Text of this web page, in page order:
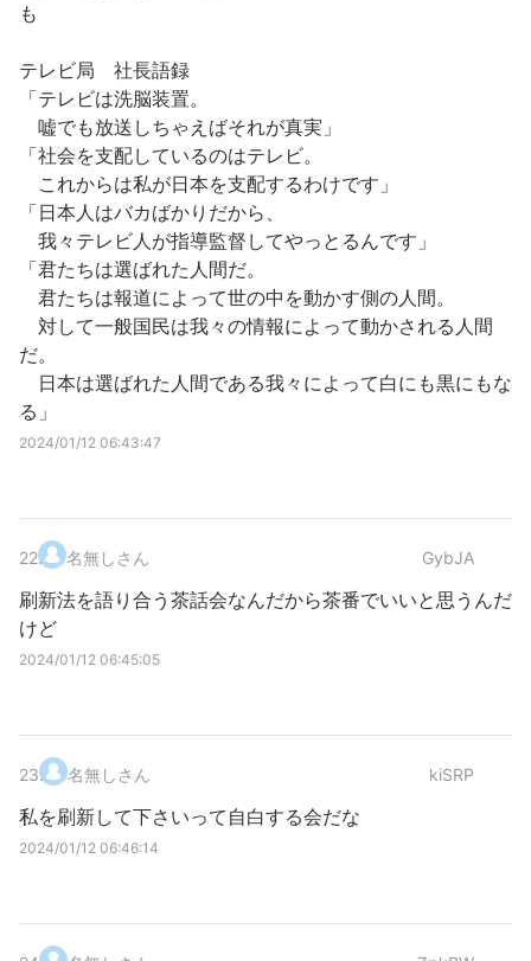
も
テレビ局 社長語録
「テレビは洗脳装置。
嘘でも放送しちゃえばそれが真実」
「社会を支配しているのはテレビ。
これからは私が日本を支配するわけです」
「日本人はバカばかりだから、
我々テレビ人が指導監督してやっとるんです」
「君たちは選ばれた人間だ。
君たちは報道によって世の中を動かす側の人間。
対して一般国民は我々の情報によって動かされる人間
だ。
日本は選ばれた人間である我々によって白にも黒にもな
る」
2024/01/12 06:43:47
22. 名無しさん GybJA
刷新法を語り合う茶話会なんだから茶番でいいと思うんだ
けど
2024/01/12 06:45:05
23. 名無しさん kiSRP
私を刷新して下さいって自白する会だな
2024/01/12 06:46:14